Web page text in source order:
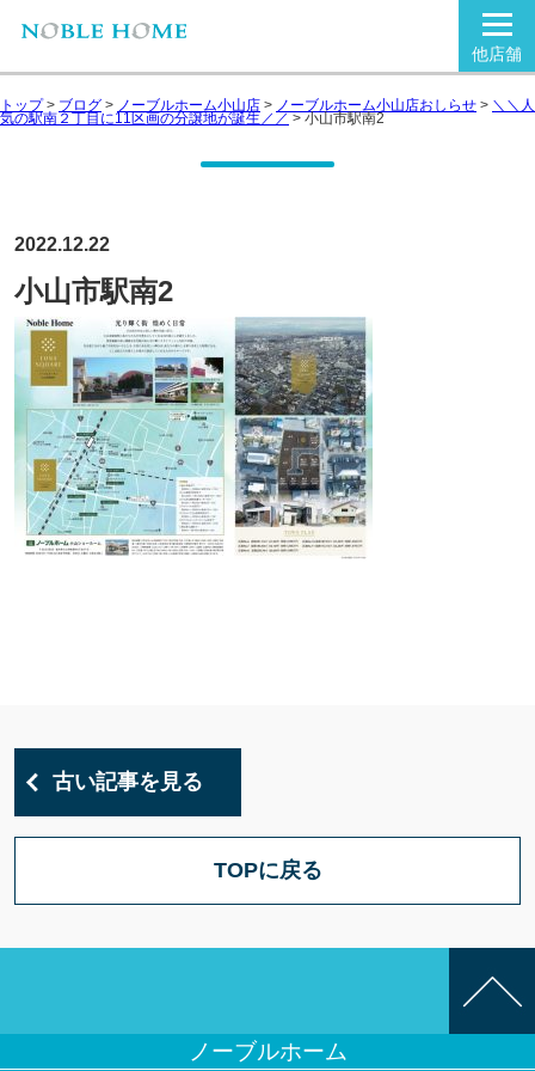
他店舗
トップ> ブログ > ノーブルホーム小山店 > ノーブルホーム小山店おしらせ > ＼＼人
気の駅南２丁目に11区画の分譲地が誕生／／ > 小山市駅南2
2022.12.22
小山市駅南2
古い記事を見る
TOPに戻る
ノーブルホーム